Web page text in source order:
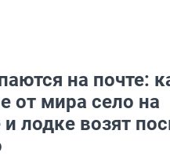
на почте:
от мира село на
и лодке возят